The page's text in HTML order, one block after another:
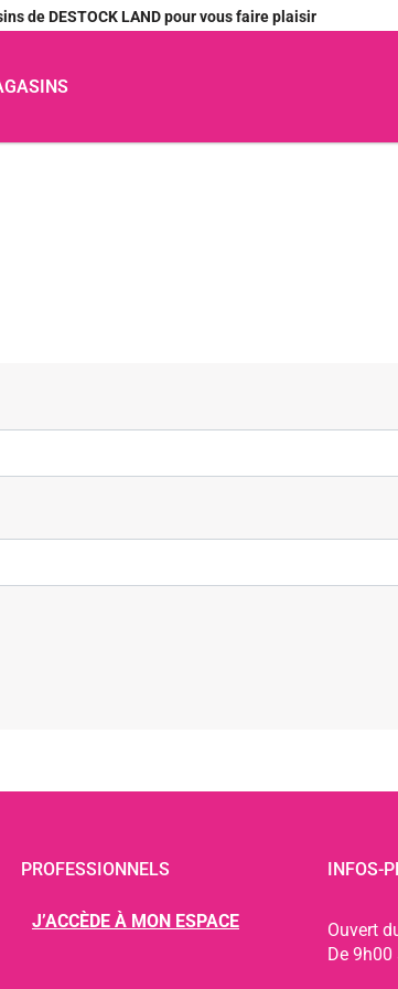
de DESTOCK LAND pour vous faire plaisir
PROFESSIONNELS
J’ACCÈDE À MON ESPACE
INFOS-
Ouvert
De